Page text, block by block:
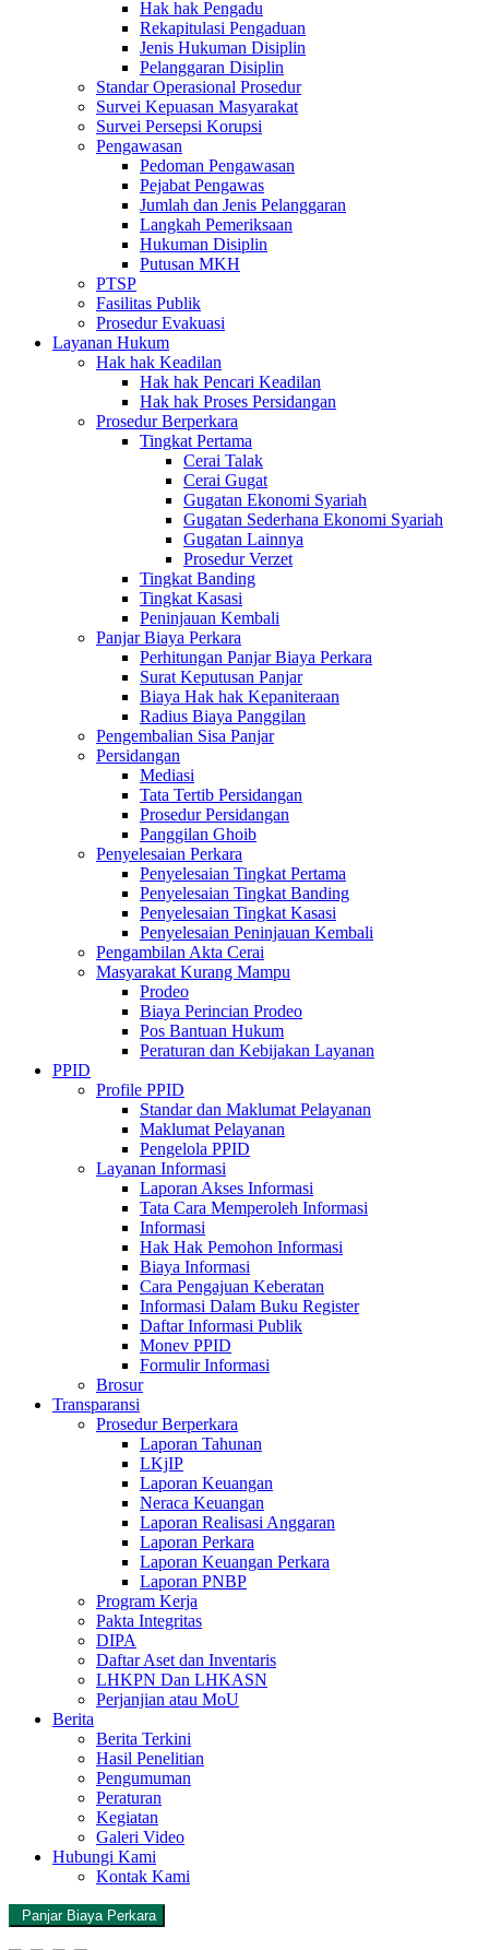
Hak hak Pengadu
Rekapitulasi Pengaduan
Jenis Hukuman Disiplin
Pelanggaran Disiplin
Standar Operasional Prosedur
Survei Kepuasan Masyarakat
Survei Persepsi Korupsi
Pengawasan
Pedoman Pengawasan
Pejabat Pengawas
Jumlah dan Jenis Pelanggaran
Langkah Pemeriksaan
Hukuman Disiplin
Putusan MKH
PTSP
Fasilitas Publik
Prosedur Evakuasi
Layanan Hukum
Hak hak Keadilan
Hak hak Pencari Keadilan
Hak hak Proses Persidangan
Prosedur Berperkara
Tingkat Pertama
Cerai Talak
Cerai Gugat
Gugatan Ekonomi Syariah
Gugatan Sederhana Ekonomi Syariah
Gugatan Lainnya
Prosedur Verzet
Tingkat Banding
Tingkat Kasasi
Peninjauan Kembali
Panjar Biaya Perkara
Perhitungan Panjar Biaya Perkara
Surat Keputusan Panjar
Biaya Hak hak Kepaniteraan
Radius Biaya Panggilan
Pengembalian Sisa Panjar
Persidangan
Mediasi
Tata Tertib Persidangan
Prosedur Persidangan
Panggilan Ghoib
Penyelesaian Perkara
Penyelesaian Tingkat Pertama
Penyelesaian Tingkat Banding
Penyelesaian Tingkat Kasasi
Penyelesaian Peninjauan Kembali
Pengambilan Akta Cerai
Masyarakat Kurang Mampu
Prodeo
Biaya Perincian Prodeo
Pos Bantuan Hukum
Peraturan dan Kebijakan Layanan
PPID
Profile PPID
Standar dan Maklumat Pelayanan
Maklumat Pelayanan
Pengelola PPID
Layanan Informasi
Laporan Akses Informasi
Tata Cara Memperoleh Informasi
Informasi
Hak Hak Pemohon Informasi
Biaya Informasi
Cara Pengajuan Keberatan
Informasi Dalam Buku Register
Daftar Informasi Publik
Monev PPID
Formulir Informasi
Brosur
Transparansi
Prosedur Berperkara
Laporan Tahunan
LKjIP
Laporan Keuangan
Neraca Keuangan
Laporan Realisasi Anggaran
Laporan Perkara
Laporan Keuangan Perkara
Laporan PNBP
Program Kerja
Pakta Integritas
DIPA
Daftar Aset dan Inventaris
LHKPN Dan LHKASN
Perjanjian atau MoU
Berita
Berita Terkini
Hasil Penelitian
Pengumuman
Peraturan
Kegiatan
Galeri Video
Hubungi Kami
Kontak Kami
Panjar Biaya Perkara